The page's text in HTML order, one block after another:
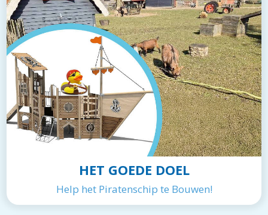
HET GOEDE DOEL
Help het Piratenschip te Bouwen!